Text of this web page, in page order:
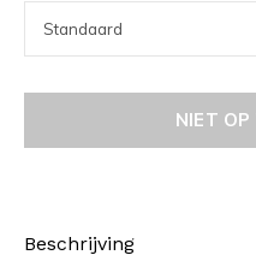
NIET OP
Beschrijving